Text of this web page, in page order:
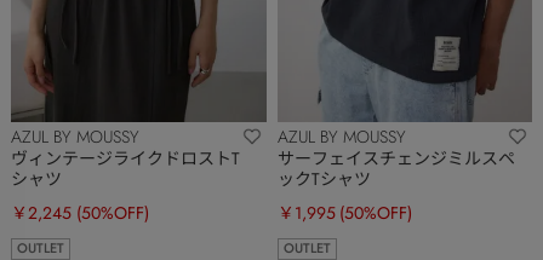
AZUL BY MOUSSY
ヴィンテージライクドロストT
シャツ
￥2,245 (50%OFF)
OUTLET
AZUL BY MOUSSY
サーフェイスチェンジミルスペ
ックTシャツ
￥1,995 (50%OFF)
OUTLET